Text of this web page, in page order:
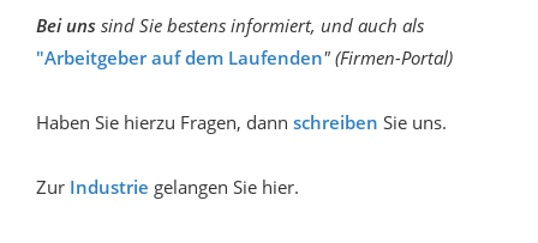
Bei uns sind Sie bestens informiert, und auch als
"Arbeitgeber auf dem Laufenden" (Firmen-Portal)
Haben Sie hierzu Fragen, dann schreiben Sie uns.
Zur Industrie gelangen Sie hier.